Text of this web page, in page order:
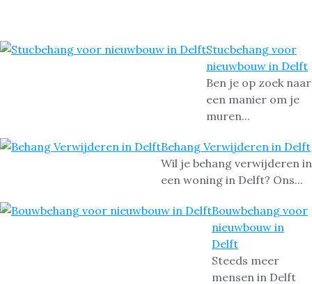
Stucbehang voor
nieuwbouw in Delft
Ben je op zoek naar
een manier om je
muren...
Behang Verwijderen in Delft
Wil je behang verwijderen in
een woning in Delft? Ons...
Bouwbehang voor
nieuwbouw in
Delft
Steeds meer
mensen in Delft